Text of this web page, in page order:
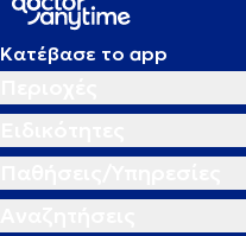
Κατέβασε το app